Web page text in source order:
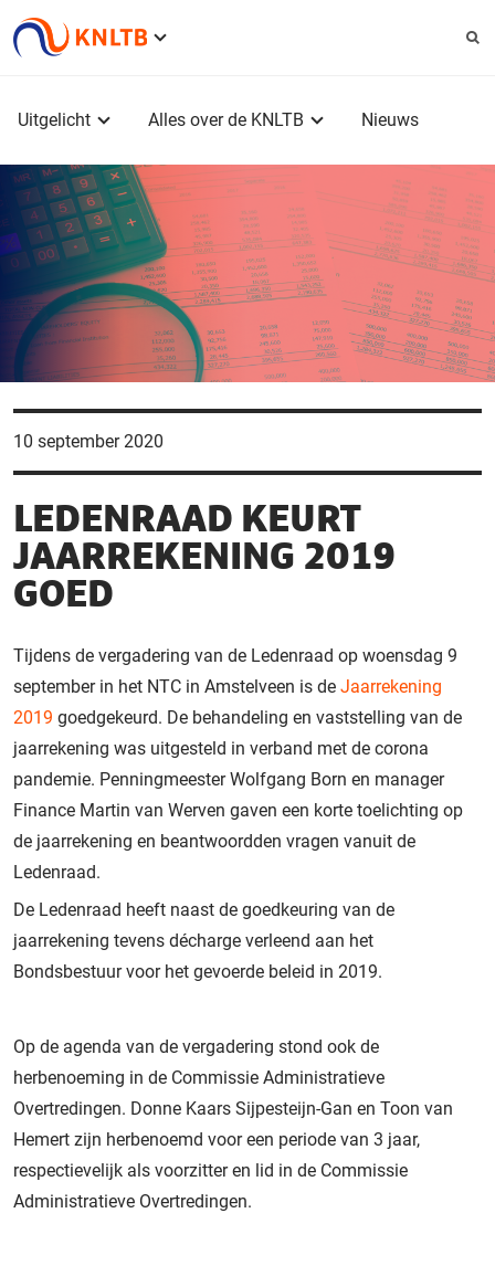
Uitgelicht Alles over de KNLTB Nieuws
10 september 2020
LEDENRAAD KEURT
JAARREKENING 2019
GOED
Tijdens de vergadering van de Ledenraad op woensdag 9
september in het NTC in Amstelveen is de Jaarrekening
2019 goedgekeurd. De behandeling en vaststelling van de
jaarrekening was uitgesteld in verband met de corona
pandemie. Penningmeester Wolfgang Born en manager
Finance Martin van Werven gaven een korte toelichting op
de jaarrekening en beantwoordden vragen vanuit de
Ledenraad.
De Ledenraad heeft naast de goedkeuring van de
jaarrekening tevens décharge verleend aan het
Bondsbestuur voor het gevoerde beleid in 2019.
Op de agenda van de vergadering stond ook de
herbenoeming in de Commissie Administratieve
Overtredingen. Donne Kaars Sijpesteijn-Gan en Toon van
Hemert zijn herbenoemd voor een periode van 3 jaar,
respectievelijk als voorzitter en lid in de Commissie
Administratieve Overtredingen.